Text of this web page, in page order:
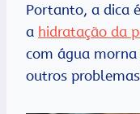
Portanto, a dica
a hidratação da
com água
outros